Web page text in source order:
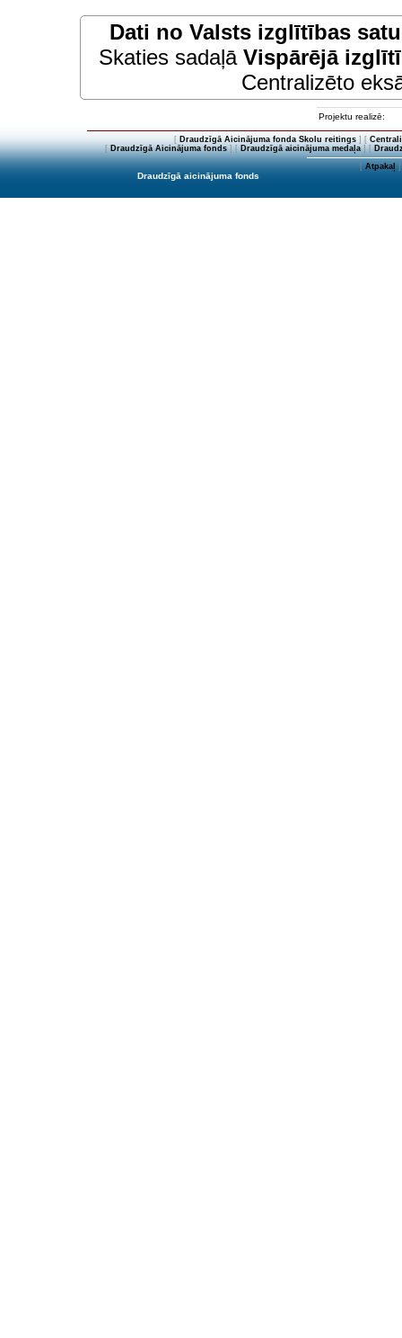
Dati no Valsts izglītības
Skaties sadaļā Vispārējā
Centralizēto
Projektu realizē:
[ Draudzīgā Aicinājuma fonda Skolu reitings] [
[Draudzīgā Aicinājuma fonds] [Draudzīgā aicinājuma medaļa] [
[Atpakaļ]
Draudzīgā aicinājuma fonds